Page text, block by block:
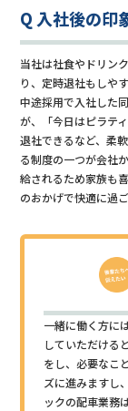
Q 入社後の印
当社は社食やドリン
り、定時退社もしや
中途採用で入社した
が、「今日はピラテ
退社できるなど、柔
る制度の一つが会社
給されるため家族も
のおかげで快適に過ご
一緒に働く方に
していただける
をし、必要なこ
ズに進みますし
ックの配車業務